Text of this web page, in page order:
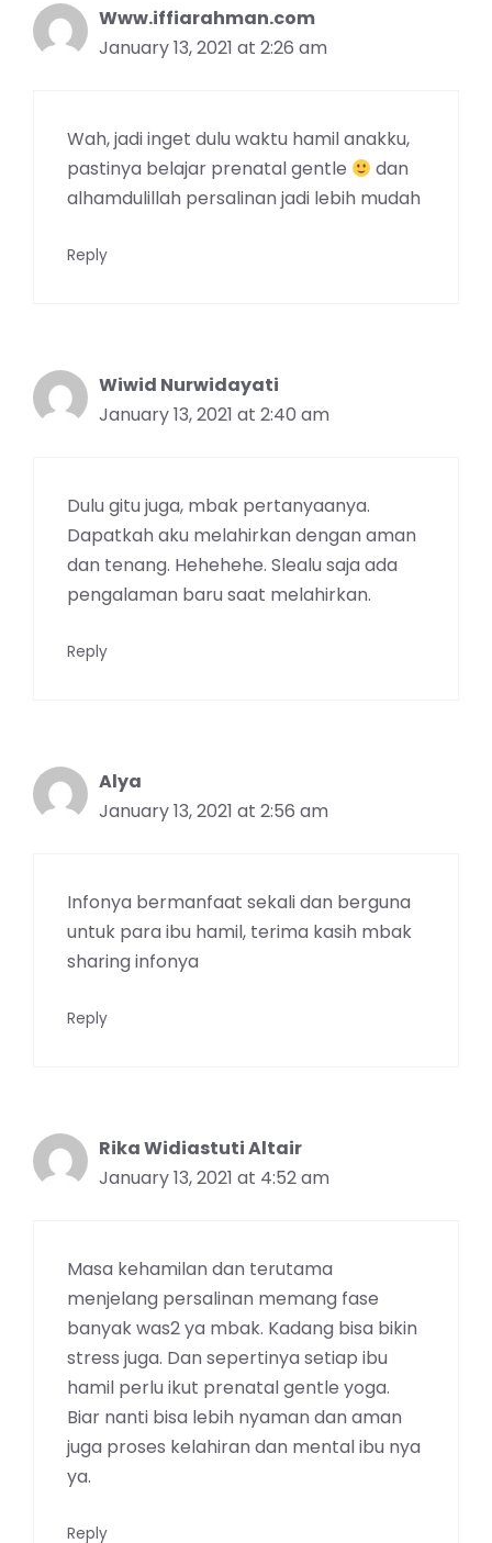
Www.iffiarahman.com
January 13, 2021 at 2:26 am
Wah, jadi inget dulu waktu hamil anakku,
pastinya belajar prenatal gentle
dan
alhamdulillah persalinan jadi lebih mudah
Reply
Wiwid Nurwidayati
January 13, 2021 at 2:40 am
Dulu gitu juga, mbak pertanyaanya.
Dapatkah aku melahirkan dengan aman
dan tenang. Hehehehe. Slealu saja ada
pengalaman baru saat melahirkan.
Reply
Alya
January 13, 2021 at 2:56 am
Infonya bermanfaat sekali dan berguna
untuk para ibu hamil, terima kasih mbak
sharing infonya
Reply
Rika Widiastuti Altair
January 13, 2021 at 4:52 am
Masa kehamilan dan terutama
menjelang persalinan memang fase
banyak was2 ya mbak. Kadang bisa bikin
stress juga. Dan sepertinya setiap ibu
hamil perlu ikut prenatal gentle yoga.
Biar nanti bisa lebih nyaman dan aman
juga proses kelahiran dan mental ibu nya
ya.
Reply